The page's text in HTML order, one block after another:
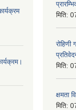
मिति:
मिति:
क्षमता
मिति: